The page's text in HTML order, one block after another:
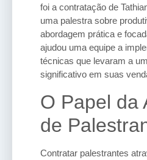
foi a contratação de
uma palestra sobre
abordagem prática e
ajudou uma equipe a
técnicas que levaram a
significativo em suas
O Papel da
de
Contratar palestrantes